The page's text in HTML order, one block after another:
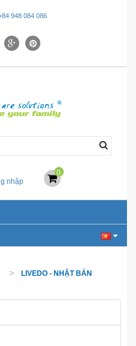
948 084 086
nhập
0
LIVEDO - NHẬT BẢN